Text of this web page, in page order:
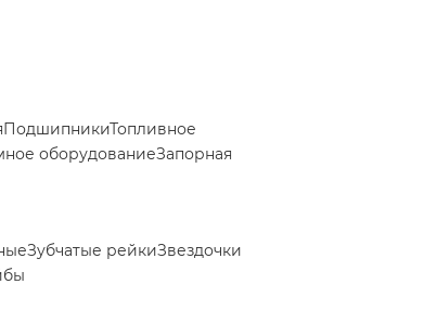
ПодшипникиТопливное
оборудованиеЗапорная
Зубчатые рейкиЗвездочки